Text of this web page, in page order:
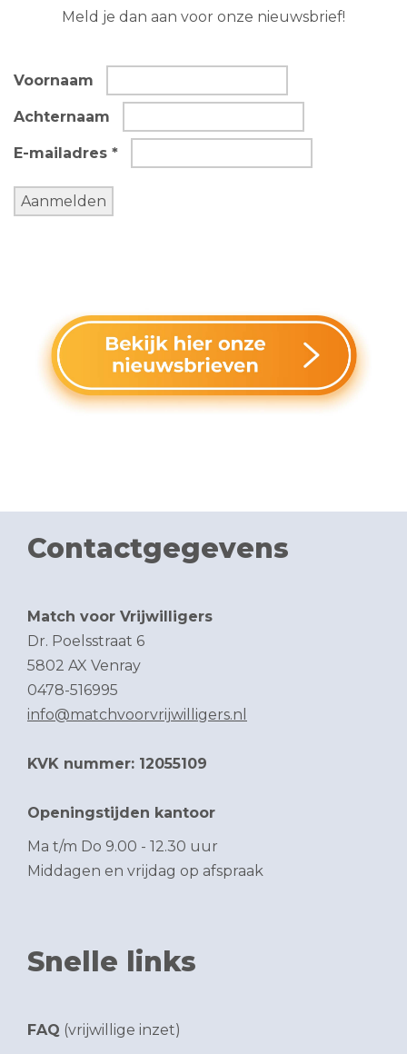
Meld je dan aan voor onze nieuwsbrief!
Voornaam
Achternaam
E-mailadres *
Contactgegevens
Match voor Vrijwilligers
Dr. Poelsstraat 6
5802 AX Venray
0478-516995
info@matchvoorvrijwilligers.nl
KVK nummer: 12055109
Openingstijden kantoor
Ma t/m Do 9.00 - 12.30 uur
Middagen en vrijdag op afspraak
Snelle links
FAQ (vrijwillige inzet)